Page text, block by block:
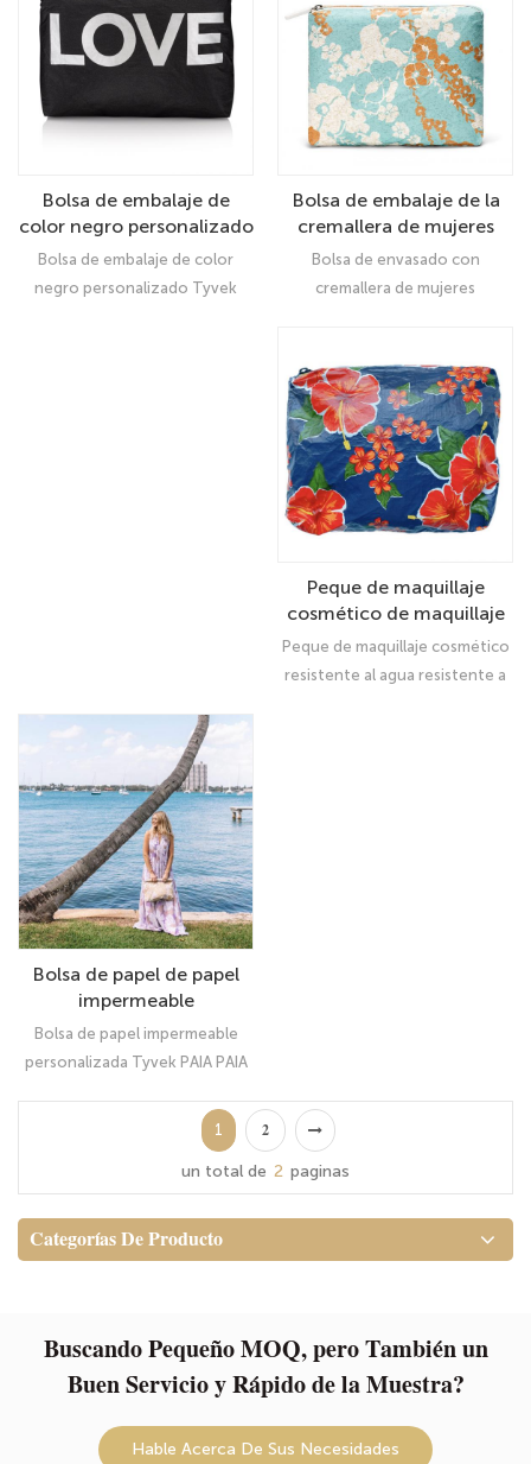
ambiente ● El mejor amigo de
una vez.
Bolsa de embalaje de
color negro personalizado
Tyvek
Bolsa de embalaje de color
negro personalizado Tyvek
Bolsa de embalaje de la
cremallera de mujeres
resistentes al agua
inalámbricas para la
cremallera para
Bolsa de envasado con
cremallera de mujeres
Organizador UltimateWaikiki
Blue Small Tyvek Pouch en
estampados de hibisco
amarillo/blanco
Peque de maquillaje
cosmético de maquillaje
pequeño resistente a la
lágrima personalizado
DuPont Tyvek
Peque de maquillaje cosmético
resistente al agua resistente a
Bolsa de papel de papel
impermeable
personalizada Tyvek Paia
Jumbo Bolsa de
almacenamiento
Bolsa de papel impermeable
personalizada Tyvek PAIA PAIA
almacenamiento: Organizador
1 2
un total de 2 paginas
Categorías De Producto
Buscando Pequeño MOQ, pero También un
Buen Servicio y Rápido de la Muestra?
Hable Acerca De Sus Necesidades